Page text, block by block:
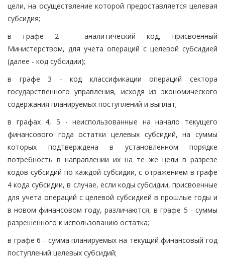
цели, на осуществление которой предоставляется целевая
субсидия;
в графе 2 - аналитический код, присвоенный
Министерством, для учета операций с целевой субсидией
(далее - код субсидии);
в графе 3 - код классификации операций сектора
государственного управления, исходя из экономического
содержания планируемых поступлений и выплат;
в графах 4, 5 - неиспользованные на начало текущего
финансового года остатки целевых субсидий, на суммы
которых подтверждена в установленном порядке
потребность в направлении их на те же цели в разрезе
кодов субсидий по каждой субсидии, с отражением в графе
4 кода субсидии, в случае, если коды субсидии, присвоенные
для учета операций с целевой субсидией в прошлые годы и
в новом финансовом году, различаются, в графе 5 - суммы
разрешенного к использованию остатка;
в графе 6 - сумма планируемых на текущий финансовый год
поступлений целевых субсидий;